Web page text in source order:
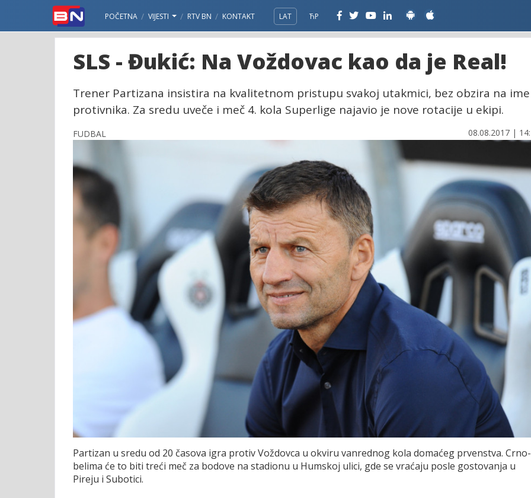
POČETNA VIJESTI RTV BN KONTAKT LAT ЋР
SLS - Đukić: Na Voždovac kao da je Real!
Trener Partizana insistira na kvalitetnom pristupu svakoj utakmici, bez obzira na ime
protivnika. Za sredu uveče i meč 4. kola Superlige najavio je nove rotacije u ekipi.
FUDBAL 08.08.2017 |
Partizan u sredu od 20 časova igra protiv Voždovca u okviru vanrednog kola domaćeg prvenstva. Crno-
belima će to biti treći meč za bodove na stadionu u Humskoj ulici, gde se vraćaju posle gostovanja u
Pireju i Subotici.